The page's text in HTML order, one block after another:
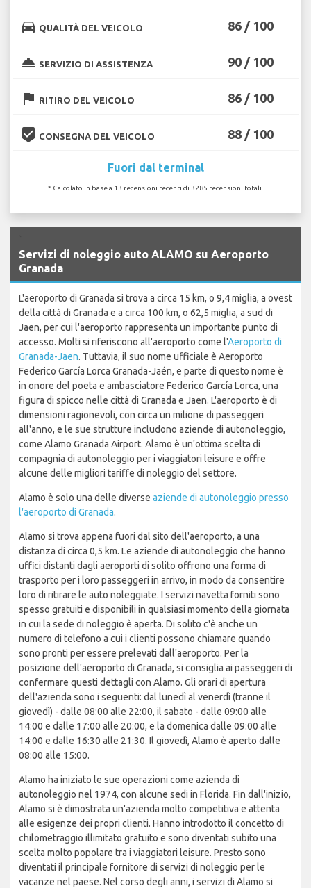
directions_car QUALITÀ DEL VEICOLO 86 / 100
room_service SERVIZIO DI ASSISTENZA 90 / 100
flag RITIRO DEL VEICOLO 86 / 100
beenhere CONSEGNA DEL VEICOLO 88 / 100
Fuori dal terminal
* Calcolato in base a 13 recensioni recenti di 3285 recensioni totali.
Servizi di noleggio auto ALAMO su Aeroporto
Granada
L'aeroporto di Granada si trova a circa 15 km, o 9,4 miglia, a ovest
della città di Granada e a circa 100 km, o 62,5 miglia, a sud di
Jaen, per cui l'aeroporto rappresenta un importante punto di
accesso. Molti si riferiscono all'aeroporto come l'Aeroporto di
Granada-Jaen. Tuttavia, il suo nome ufficiale è Aeroporto
Federico García Lorca Granada-Jaén, e parte di questo nome è
in onore del poeta e ambasciatore Federico García Lorca, una
figura di spicco nelle città di Granada e Jaen. L'aeroporto è di
dimensioni ragionevoli, con circa un milione di passeggeri
all'anno, e le sue strutture includono aziende di autonoleggio,
come Alamo Granada Airport. Alamo è un'ottima scelta di
compagnia di autonoleggio per i viaggiatori leisure e offre
alcune delle migliori tariffe di noleggio del settore.
Alamo è solo una delle diverse aziende di autonoleggio presso
l'aeroporto di Granada.
Alamo si trova appena fuori dal sito dell'aeroporto, a una
distanza di circa 0,5 km. Le aziende di autonoleggio che hanno
uffici distanti dagli aeroporti di solito offrono una forma di
trasporto per i loro passeggeri in arrivo, in modo da consentire
loro di ritirare le auto noleggiate. I servizi navetta forniti sono
spesso gratuiti e disponibili in qualsiasi momento della giornata
in cui la sede di noleggio è aperta. Di solito c'è anche un
numero di telefono a cui i clienti possono chiamare quando
sono pronti per essere prelevati dall'aeroporto. Per la
posizione dell'aeroporto di Granada, si consiglia ai passeggeri di
confermare questi dettagli con Alamo. Gli orari di apertura
dell'azienda sono i seguenti: dal lunedì al venerdì (tranne il
giovedì) - dalle 08:00 alle 22:00, il sabato - dalle 09:00 alle
14:00 e dalle 17:00 alle 20:00, e la domenica dalle 09:00 alle
14:00 e dalle 16:30 alle 21:30. Il giovedì, Alamo è aperto dalle
08:00 alle 15:00.
Alamo ha iniziato le sue operazioni come azienda di
autonoleggio nel 1974, con alcune sedi in Florida. Fin dall'inizio,
Alamo si è dimostrata un'azienda molto competitiva e attenta
alle esigenze dei propri clienti. Hanno introdotto il concetto di
chilometraggio illimitato gratuito e sono diventati subito una
scelta molto popolare tra i viaggiatori leisure. Presto sono
diventati il principale fornitore di servizi di noleggio per le
vacanze nel paese. Nel corso degli anni, i servizi di Alamo si